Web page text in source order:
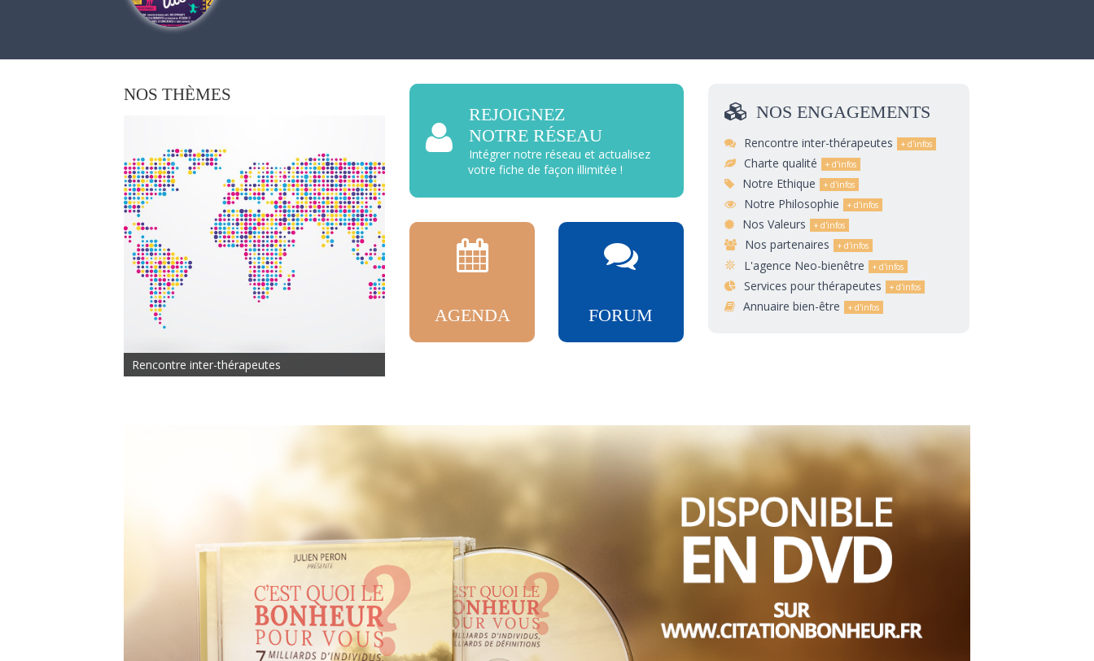
NOS THÈMES
Rencontre inter-thérapeutes
REJOIGNEZ
NOTRE RÉSEAU
Intégrer notre réseau et actualisez
votre fiche de façon illimitée !
AGENDA FORUM
NOS ENGAGEMENTS
Rencontre inter-thérapeutes
Charte qualité
Notre Ethique
Notre Philosophie
Nos Valeurs
Nos partenaires
L'agence Neo-bienêtre
Services pour thérapeutes
Annuaire bien-être